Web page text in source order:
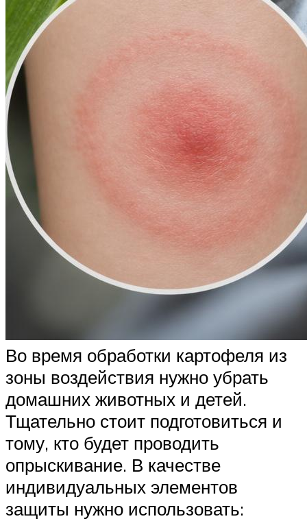
Во время обработки картофеля из
зоны воздействия нужно убрать
домашних животных и детей.
Тщательно стоит подготовиться и
тому, кто будет проводить
опрыскивание. В качестве
индивидуальных элементов
защиты нужно использовать: